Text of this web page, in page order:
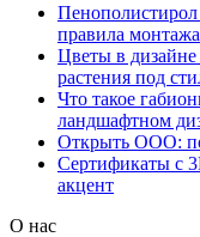
Пенополистирол
правила монтажа
Цветы в дизайне
растения под
Что такое
ландшафтном
Открыть ООО:
Сертификаты с
акцент
О нас